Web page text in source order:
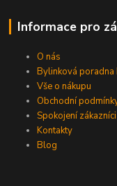
Informace pro
O nás
Bylinková poradna
Vše o nákupu
Obchodní
Spokojení zákazníci
Kontakty
Blog